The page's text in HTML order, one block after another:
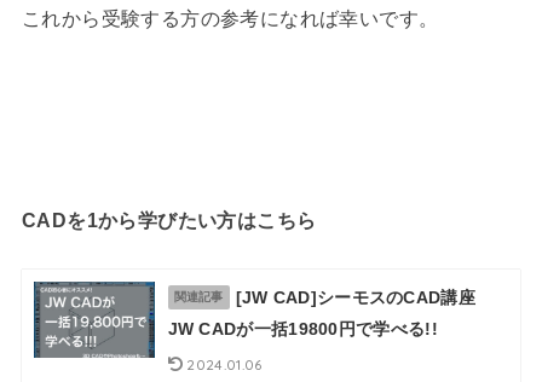
これから受験する方の参考になれば幸いです。
CADを1から学びたい方はこちら
関連記事
[JW CAD]シーモスのCAD講座
JW CADが一括19800円で学べる!!
2024.01.06